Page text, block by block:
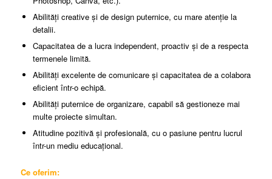
Abilități creative și de design puternice, cu mare atenție la
detalii.
Capacitatea de a lucra independent, proactiv și de a respecta
termenele limită.
Abilități excelente de comunicare și capacitatea de a colabora
eficient într-o echipă.
Abilități puternice de organizare, capabil să gestioneze mai
multe proiecte simultan.
Atitudine pozitivă și profesională, cu o pasiune pentru lucrul
într-un mediu educațional.
Ce oferim: